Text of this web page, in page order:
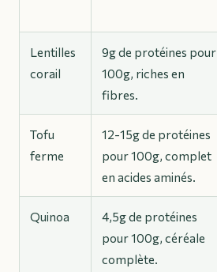
Lentilles
corail
9g de protéines pour
100g, riches en
fibres.
Tofu
ferme
12-15g de protéines
pour 100g, complet
en acides aminés.
Quinoa
4,5g de protéines
pour 100g, céréale
complète.